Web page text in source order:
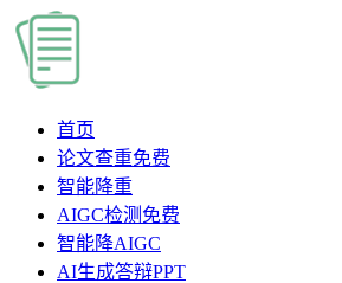
首页
论文查重免费
智能降重
AIGC检测 免费
智能降AIGC
AI生成答辩PPT